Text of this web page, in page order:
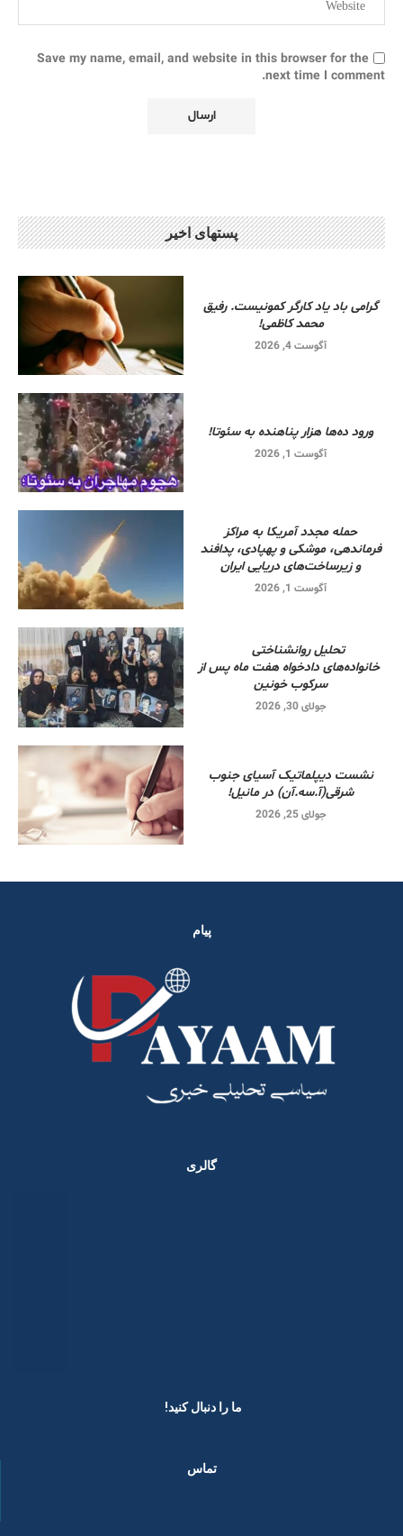
Save my name, email, and website in this browser for the
next time I comment.
پستهای اخیر
گرامی باد یاد کارگر کمونیست. رفیق
محمد کاظمی!
آگوست 4, 2026
ورود ده‌ها هزار پناهنده به سئوتا!
آگوست 1, 2026
حمله مجدد آمریکا به مراکز
فرماندهی، موشکی و پهپادی، پدافند
و زیرساخت‌های دریایی ایران
آگوست 1, 2026
تحلیل روانشناختی
خانواده‌های دادخواه هفت ماه پس از
سرکوب خونین
جولای 30, 2026
نشست دیپلماتیک آسیای جنوب
شرقی‌(آ.سه.آن) در مانیل!
جولای 25, 2026
پیام
گالری
ما را دنبال کنید! ​
تماس